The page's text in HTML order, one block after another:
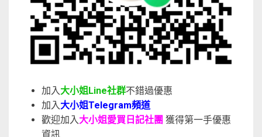
加入大小姐Line社群不錯過優惠
加入大小姐Telegram頻道
歡迎加入大小姐愛買日記社團 獲得第一手優惠
資訊